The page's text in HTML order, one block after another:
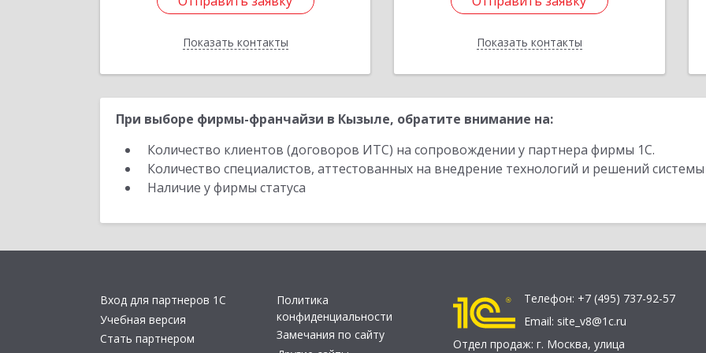
Показать контакты
Назад Показать контакты
Назад
При выборе фирмы-франчайзи в Кызыле, обратите внимание на:
Количество клиентов (договоров ИТС) на сопровождении у партнера фирмы 1С.
Количество специалистов, аттестованных на внедрение технологий и решений
Наличие у фирмы статуса
Вход для партнеров 1С
Учебная версия
Стать партнером
Политика
конфиденциальности
Замечания по сайту
Телефон: +7 (495) 737-92-57
Email: site_v8@1c.ru
Отдел продаж: г. Москва, улица